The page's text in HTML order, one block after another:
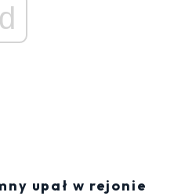
upał w rejonie